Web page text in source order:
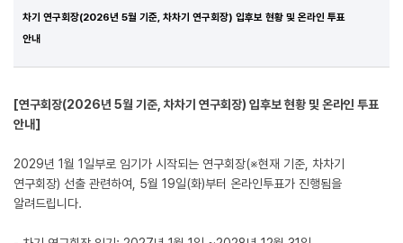
차기 연구회장(2026년 5월 기준, 차차기 연구회장) 입후보 현황 및 온라인 투표
안내
[연구회장(2026년 5월 기준, 차차기 연구회장) 입후보 현황 및 온라인 투표
안내]
2029년 1월 1일부로 임기가 시작되는 연구회장(※현재 기준, 차차기
연구회장) 선출 관련하여, 5월 19일(화)부터 온라인투표가 진행됨을
알려드립니다.